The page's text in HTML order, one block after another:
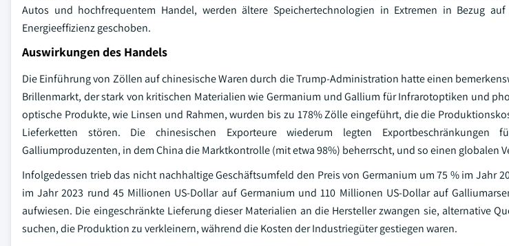
Autos und hochfrequentem Handel, werden ältere Speichertechnologien in Extremen in Bezug
Energieeffizienz geschoben.
Auswirkungen des Handels
Die Einführung von Zöllen auf chinesische Waren durch die Trump-Administration hatte einen
Brillenmarkt, der stark von kritischen Materialien wie Germanium und Gallium für Infrarotoptiken und
optische Produkte, wie Linsen und Rahmen, wurden bis zu 178% Zölle eingeführt, die die
Lieferketten stören. Die chinesischen Exporteure wiederum legten
Galliumproduzenten, in dem China die Marktkontrolle (mit etwa 98%) beherrscht, und so einen globalen
Infolgedessen trieb das nicht nachhaltige Geschäftsumfeld den Preis von Germanium um 75 % im Jahr
im Jahr 2023 rund 45 Millionen US-Dollar auf Germanium und 110 Millionen US-Dollar auf
aufwiesen. Die eingeschränkte Lieferung dieser Materialien an die Hersteller zwangen sie, alternative
suchen, die Produktion zu verkleinern, während die Kosten der Industriegüter gestiegen waren.